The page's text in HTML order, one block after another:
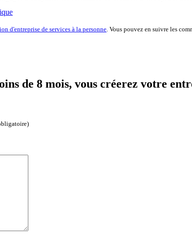
d'entreprise de services à la personne . Vous pouvez en suivre les
de 8 mois, vous créerez votre